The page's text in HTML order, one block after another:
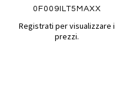
0F009ILT5MAXX
Registrati per visualizzare i
prezzi.